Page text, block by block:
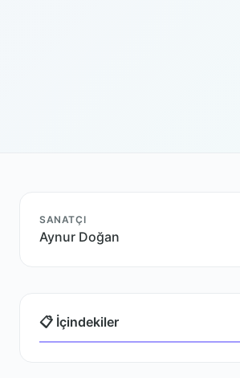
SANATÇI
Aynur Doğan
📋 İçindekiler